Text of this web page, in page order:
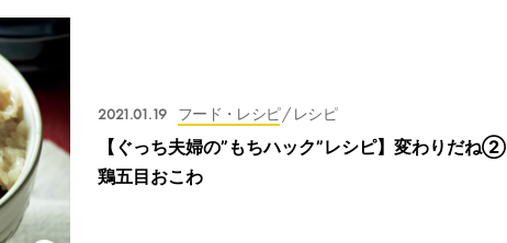
2021.01.19 フード・レシピ/ レシピ
【ぐっち夫婦の”もちハック”レシピ】変わりだね②
鶏五目おこわ